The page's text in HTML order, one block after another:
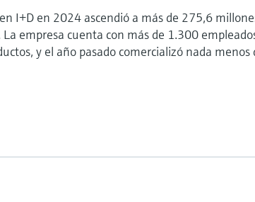
I+D en 2024 ascendió a más de 275,6
empresa cuenta con más de 1.300
y el año pasado comercializó nada menos